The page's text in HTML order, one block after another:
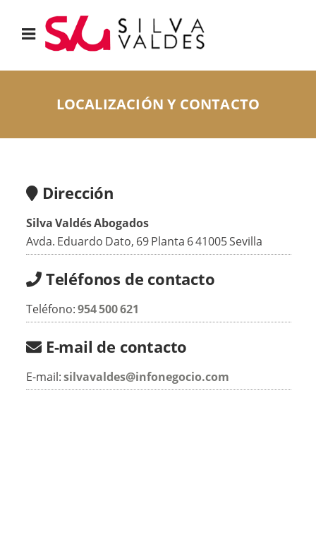
LOCALIZACIÓN Y CONTACTO
Dirección
Silva Valdés Abogados
Avda. Eduardo Dato, 69 Planta 6 41005 Sevilla
Teléfonos de contacto
Teléfono:954 500 621
E-mail de contacto
E-mail:silvavaldes@infonegocio.com